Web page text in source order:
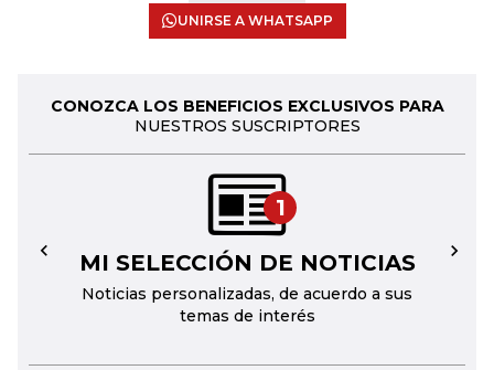
UNIRSE A WHATSAPP
CONOZCA LOS BENEFICIOS EXCLUSIVOS PARA
NUESTROS SUSCRIPTORES
1
MI SELECCIÓN DE NOTICIAS
Noticias personalizadas, de acuerdo a sus
temas de interés
← →